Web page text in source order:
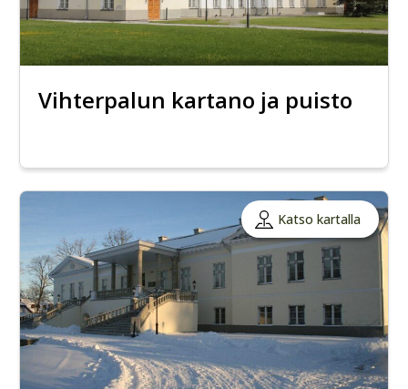
Vihterpalun kartano ja puisto
Katso kartalla